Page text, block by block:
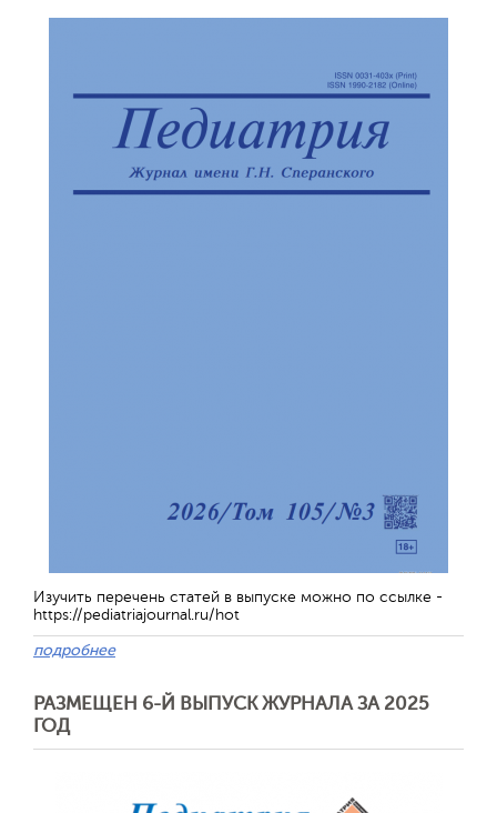
Изучить перечень статей в выпуске можно по ссылке -
https://pediatriajournal.ru/hot
подробнее
РАЗМЕЩЕН 6-Й ВЫПУСК ЖУРНАЛА ЗА 2025
ГОД